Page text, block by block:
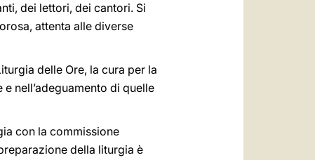
dei lettori, dei cantori. Si
attenta alle diverse
delle Ore, la cura per la
nell’adeguamento di quelle
con la commissione
della liturgia è